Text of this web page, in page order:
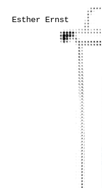
Esther Ernst